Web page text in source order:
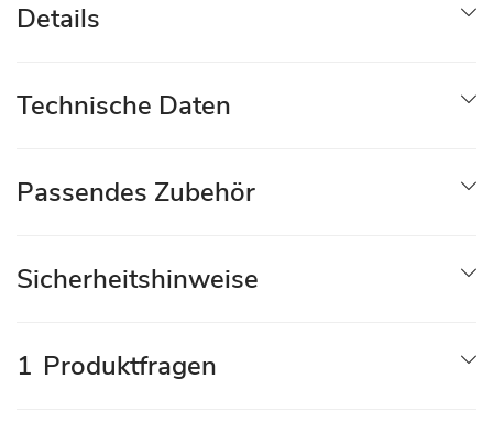
Details
Technische Daten
Passendes Zubehör
Sicherheitshinweise
1 Produktfragen